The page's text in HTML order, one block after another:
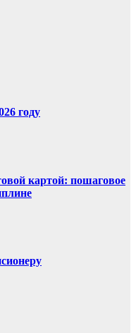
году
картой: пошаговое